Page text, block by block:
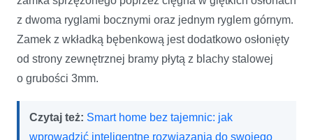
z dwoma ryglami bocznymi oraz jednym ryglem górnym.
Zamek z wkładką bębenkową jest dodatkowo osłonięty
od strony zewnętrznej bramy płytą z blachy stalowej
o grubości 3mm.
Czytaj też: Smart home bez tajemnic: jak
wprowadzić inteligentne rozwiązania do swojego